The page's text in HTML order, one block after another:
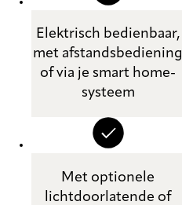
Elektrisch bedienbaar,
met afstandsbediening
of via je smart home-
systeem
Met optionele
lichtdoorlatende of